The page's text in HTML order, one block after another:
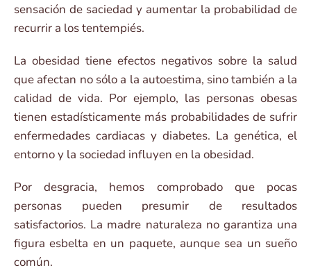
sensación de saciedad y aumentar la probabilidad de
recurrir a los tentempiés.
La obesidad tiene efectos negativos sobre la salud
que afectan no sólo a la autoestima, sino también a la
calidad de vida. Por ejemplo, las personas obesas
tienen estadísticamente más probabilidades de sufrir
enfermedades cardiacas y diabetes. La genética, el
entorno y la sociedad influyen en la obesidad.
Por desgracia, hemos comprobado que pocas
personas pueden presumir de resultados
satisfactorios. La madre naturaleza no garantiza una
figura esbelta en un paquete, aunque sea un sueño
común.